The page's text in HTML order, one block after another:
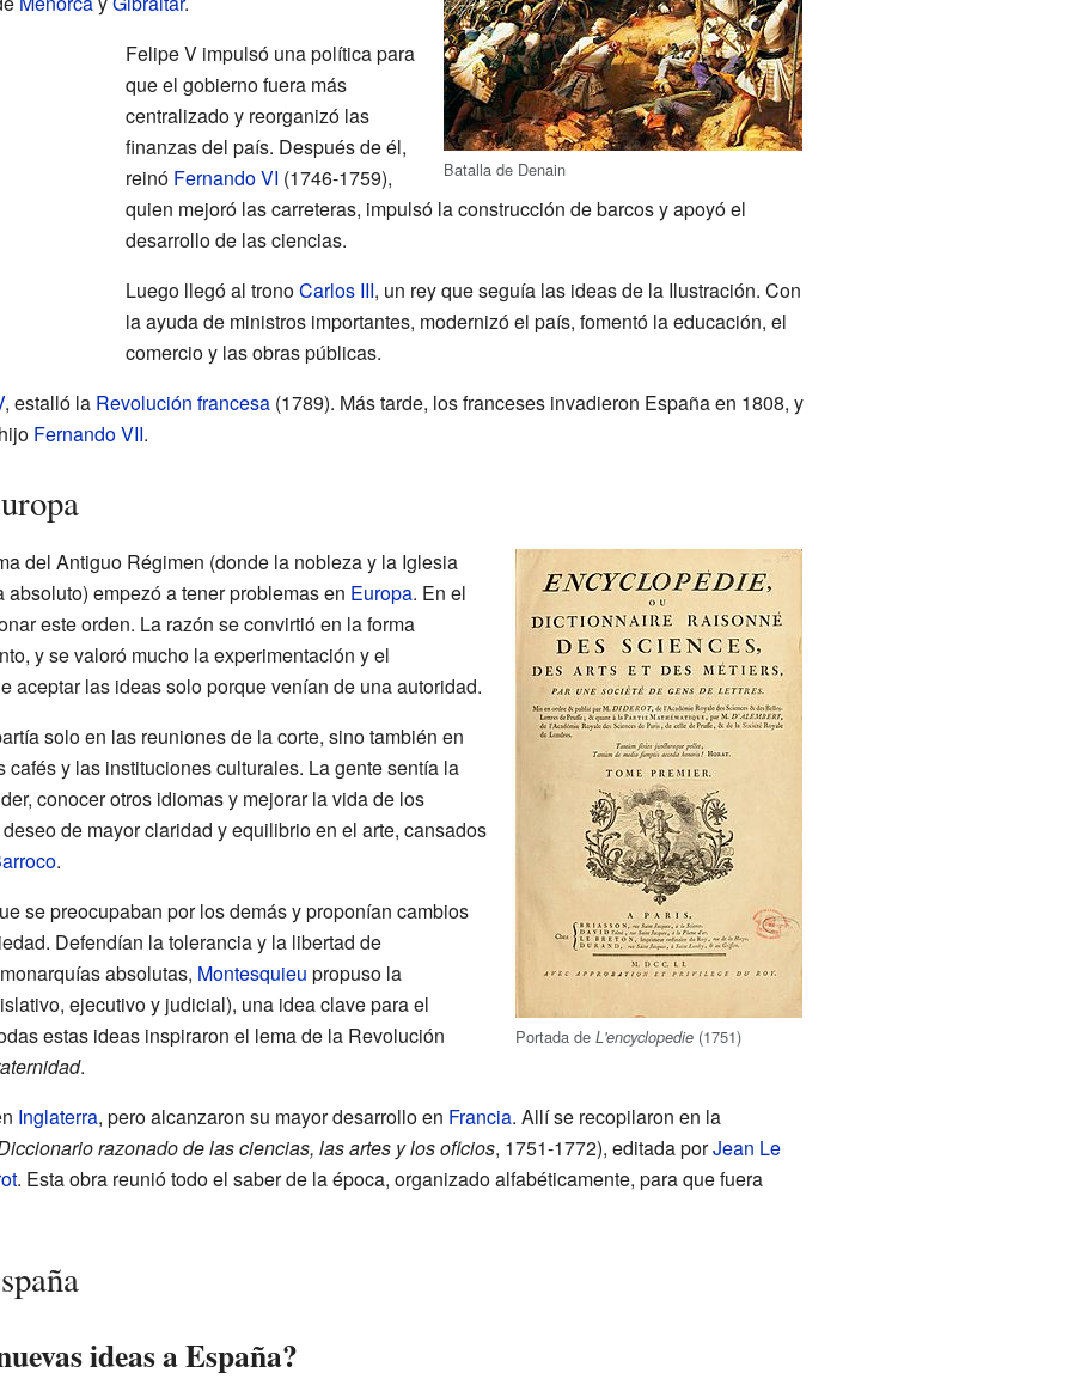
Batalla de Denain
Felipe V impulsó una política para
que el gobierno fuera más
centralizado y reorganizó las
finanzas del país. Después de él,
reinó Fernando VI (1746-1759),
quien mejoró las carreteras, impulsó la construcción de barcos y apoyó el
desarrollo de las ciencias.
Luego llegó al tronoCarlos III, un rey que seguía las ideas de la Ilustración. Con
la ayuda de ministros importantes, modernizó el país, fomentó la educación, el
comercio y las obras públicas.
, estalló la Revolución francesa(1789). Más tarde, los franceses invadieron España en 1808, y
Fernando VII.
Portada deL'encyclopedie (1751)
del Antiguo Régimen (donde la nobleza y la Iglesia
empezó a tener problemas en Europa. En el
este orden. La razón se convirtió en la forma
y se valoró mucho la experimentación y el
aceptar las ideas solo porque venían de una autoridad.
solo en las reuniones de la corte, sino también en
y las instituciones culturales. La gente sentía la
conocer otros idiomas y mejorar la vida de los
de mayor claridad y equilibrio en el arte, cansados
.
se preocupaban por los demás y proponían cambios
Defendían la tolerancia y la libertad de
absolutas, Montesquieu propuso la
ejecutivo y judicial), una idea clave para el
estas ideas inspiraron el lema de la Revolución
.
Inglaterra, pero alcanzaron su mayor desarrollo en Francia. Allí se recopilaron en la
razonado de las ciencias, las artes y los oficios, 1751-1772), editada porJean Le
. Esta obra reunió todo el saber de la época, organizado alfabéticamente, para que fuera
ideas a España?